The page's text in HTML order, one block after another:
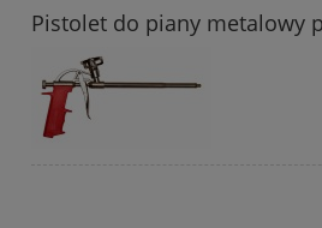
Pistolet do piany metalowy